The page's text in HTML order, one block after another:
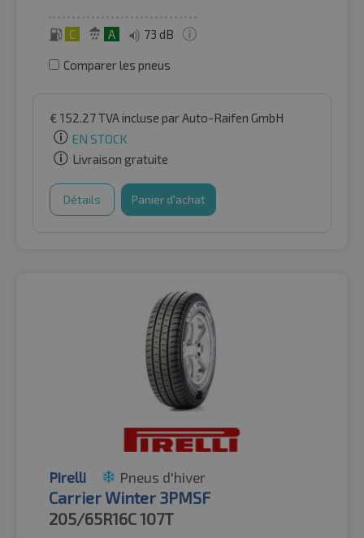
C A 73 dB
Comparer les pneus
€ 152.27TVA incluse par Auto-Raifen GmbH
EN STOCK
Livraison gratuite
Détails Panier d'achat
Pirelli Pneus d'hiver
Carrier Winter 3PMSF
205/65R16C107T